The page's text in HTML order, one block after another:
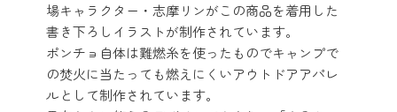
場キャラクター・志摩リンがこの商品を着用した
書き下ろしイラストが制作されています。
ポンチョ自体は難燃糸を使ったものでキャンプで
の焚火に当たっても燃えにくいアウトドアアパレ
ルとして制作されています。